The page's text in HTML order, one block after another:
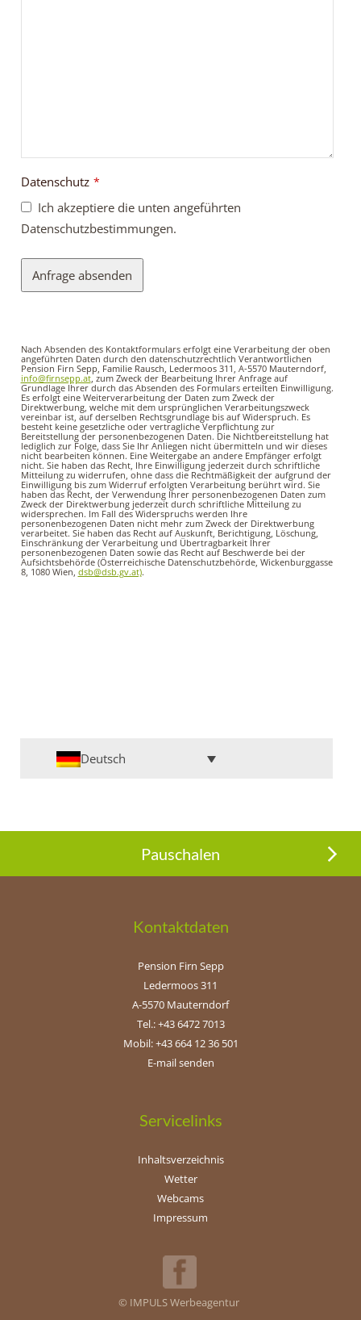
Datenschutz *
Ich akzeptiere die unten angeführten
Datenschutzbestimmungen.
Anfrage absenden
should
be
left
blank
Nach Absenden des Kontaktformulars erfolgt eine Verarbeitung der oben
angeführten Daten durch den datenschutzrechtlich Verantwortlichen
Pension Firn Sepp, Familie Rausch, Ledermoos 311, A-5570 Mauterndorf,
info@firnsepp.at, zum Zweck der Bearbeitung Ihrer Anfrage auf
Grundlage Ihrer durch das Absenden des Formulars erteilten Einwilligung.
Es erfolgt eine Weiterverarbeitung der Daten zum Zweck der
Direktwerbung, welche mit dem ursprünglichen Verarbeitungszweck
vereinbar ist, auf derselben Rec­htsgrundlage bis auf Widerspruch. Es
besteht keine gesetzliche oder vertragliche Verpflichtung zur
Bereitstellung der personenbezogenen Daten. Die Nichtbereitstellung hat
lediglich zur Folge, dass Sie Ihr Anliegen nicht übermitteln und wir dieses
nicht bearbeiten können. Eine Weitergabe an andere Empfänger erfolgt
nicht. Sie haben das Recht, Ihre Einwilligung jederzeit durch schriftliche
Mitteilung zu widerrufen, ohne dass die Rechtmäßigkeit der aufgrund der
Einwilligung bis zum Widerruf erfolgten Verarbeitung berührt wird. Sie
haben das Recht, der Verwendung Ihrer personenbezogenen Daten zum
Zweck der Direktwerbung jederzeit durch schriftliche Mitteilung zu
widersprechen. Im Fall des Widerspruchs werden Ihre
personenbezogenen Daten nicht mehr zum Zweck der Direktwerbung
verarbeitet. Sie haben das Recht auf Auskunft, Berichtigung, Löschung,
Einschränkung der Verarbeitung und Übertragbarkeit Ihrer
personenbezogenen Daten sowie das Recht auf Beschwerde bei der
Aufsichtsbehörde (Österreichische Datenschutzbehörde, Wickenburggasse
8, 1080 Wien, dsb@dsb.gv.at).
Deutsch
Pauschalen
Kontaktdaten
Pension Firn Sepp
Ledermoos 311
A-5570 Mauterndorf
Tel.: +43 6472 7013
Mobil: +43 664 12 36 501
E-mail senden
Servicelinks
Inhaltsverzeichnis
Wetter
Webcams
Impressum
© IMPULS Werbeagentur